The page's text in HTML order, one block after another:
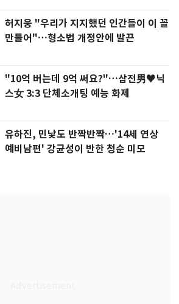
허지웅 "우리가 지지했던 인간들이 이 꼴
만들어"…형소법 개정안에 발끈
"10억 버는데 9억 써요?"…삼전男♥닉
스女 3:3 단체소개팅 예능 화제
유하진, 민낯도 반짝반짝…'14세 연상
예비남편' 강균성이 반한 청순 미모